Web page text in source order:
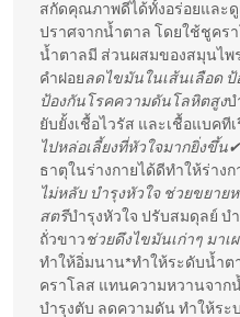
สกัดคุณภาพดีได้ทั้งอร่อยและ
ปราศจากน้ำตาล โดยใช้ชูคร
น้ำตาลมี ส่วนผสมของสมุนไพ
คำฝอย ลดไขมันในเส้นเลือด
ป้องกันโรคความดันโลหิตสูงบ
ยับยั้งเชื้อไวรัส และเชื้อแบคทีเ
ไปหล่อเลี้ยงที่หัวใจมากยิ่งขึ้น
ธาตุในร่างกายได้ดีทำให้ร่าง
ไม่หลับ บำรุงหัวใจ ช่วยขยาย
สตรีบำรุงหัวใจ ปรับสมดุลย์ บ
ถั่วขาว ช่วยดึงไขมันเก่าๆ มา
ทำให้อิ่มนาน*ทำให้ระดับน้ำ
คราโลส แทนความหวานจาก
บำรุงตับ ลดความดัน ทำให้ระ